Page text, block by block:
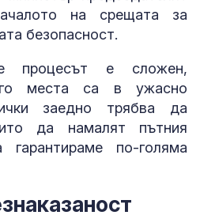
на срещата за
безопасност.
процесът е сложен,
места са в ужасно
заедно трябва да
да намалят пътния
по-голяма